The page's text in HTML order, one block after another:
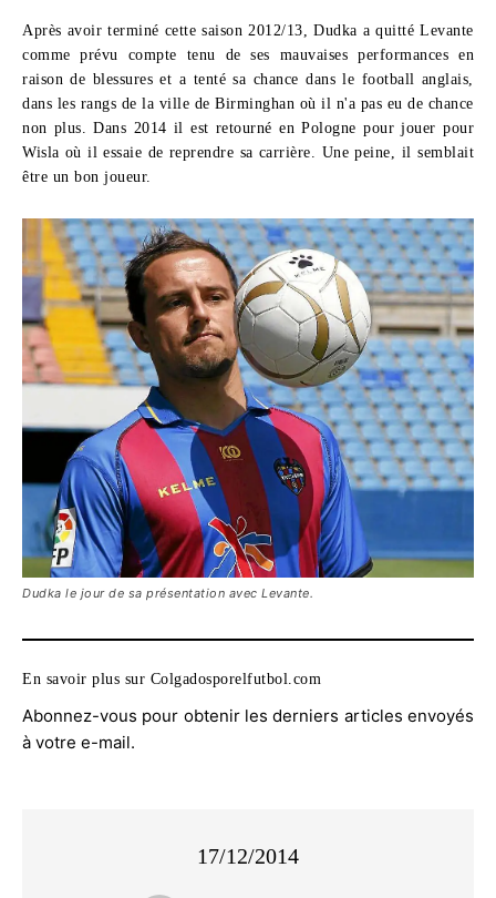
Après avoir terminé cette saison 2012/13, Dudka a quitté Levante
comme prévu compte tenu de ses mauvaises performances en
raison de blessures et a tenté sa chance dans le football anglais,
dans les rangs de la ville de Birminghan où il n'a pas eu de chance
non plus. Dans 2014 il est retourné en Pologne pour jouer pour
Wisla où il essaie de reprendre sa carrière. Une peine, il semblait
être un bon joueur.
Dudka le jour de sa présentation avec Levante.
En savoir plus sur Colgadosporelfutbol.com
Abonnez-vous pour obtenir les derniers articles envoyés
à votre e-mail.
17/12/2014